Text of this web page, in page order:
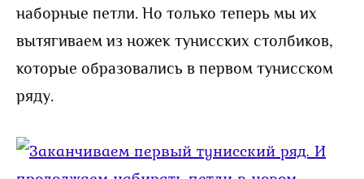
наборные петли. Но только теперь мы их
вытягиваем из ножек тунисских столбиков,
которые образовались в первом тунисском
ряду.